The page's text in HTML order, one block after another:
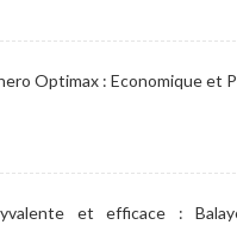
Optimax : Economique et
et efficace :